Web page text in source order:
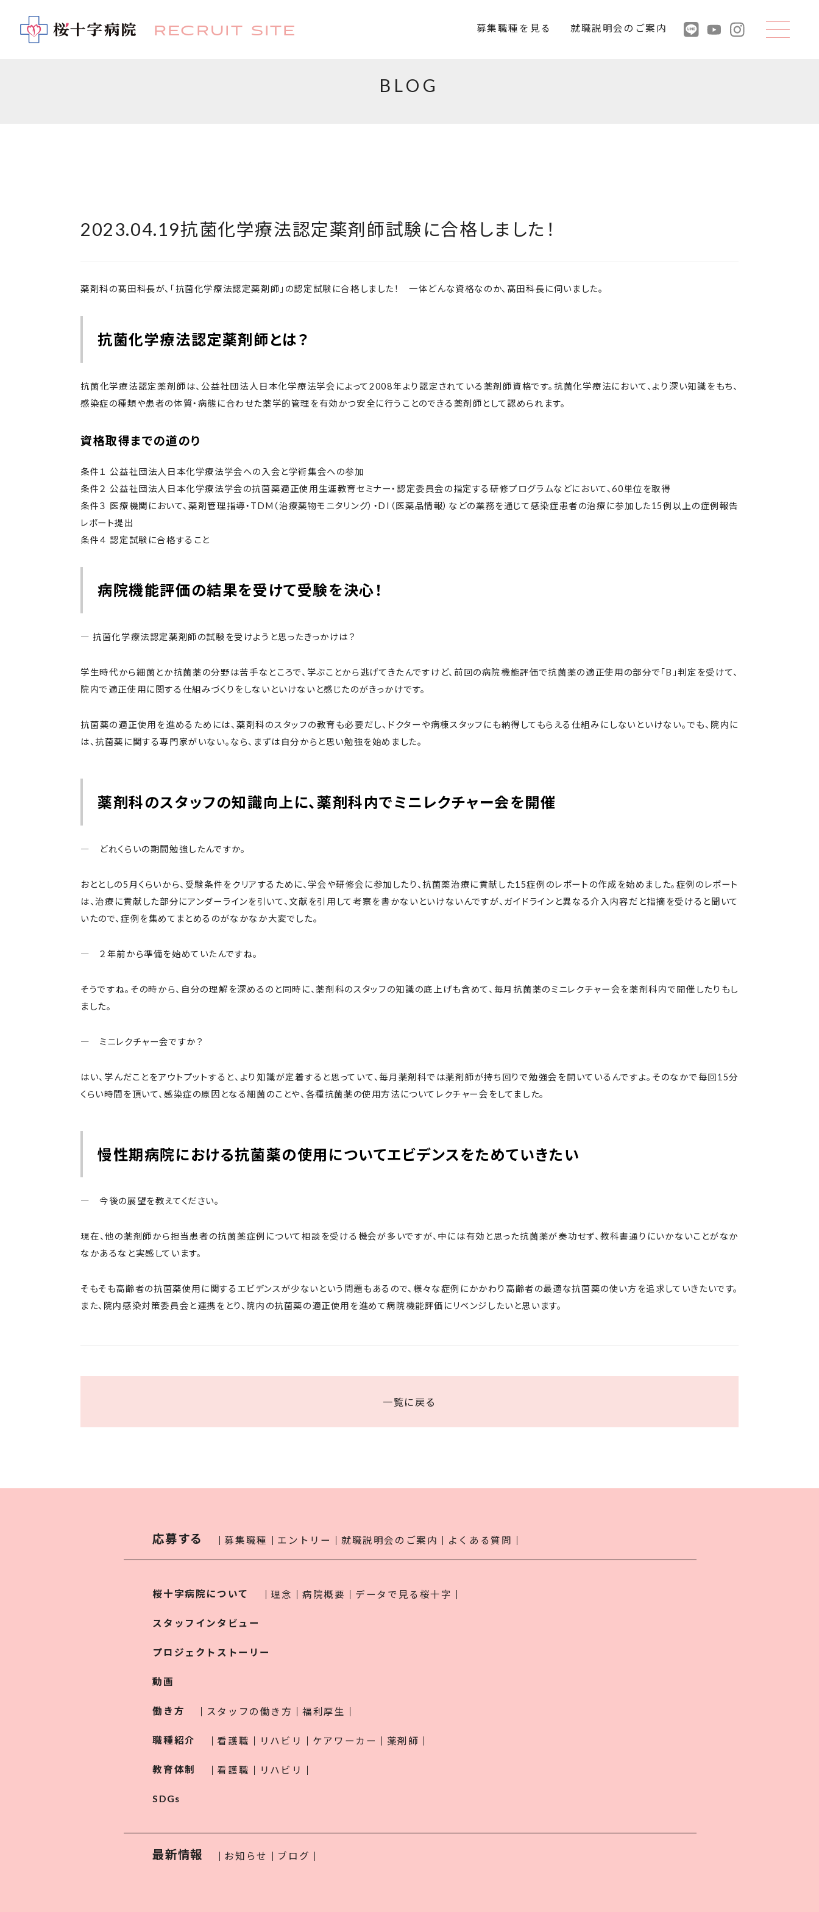
RECRUIT SITE 募集職種を見る 就職説明会のご案内
BLOG
2023.04.19抗菌化学療法認定薬剤師試験に合格しました！
薬剤科の髙田科長が、「抗菌化学療法認定薬剤師」の認定試験に合格しました！ 一体どんな資格なのか、髙田科長に伺いました。
抗菌化学療法認定薬剤師とは？
抗菌化学療法認定薬剤師は、公益社団法人日本化学療法学会によって2008年より認定されている薬剤師資格です。抗菌化学療法において、より深い知識をもち、
感染症の種類や患者の体質・病態に合わせた薬学的管理を有効かつ安全に行うことのできる薬剤師として認められます。
資格取得までの道のり
条件１ 公益社団法人日本化学療法学会への入会と学術集会への参加
条件２ 公益社団法人日本化学療法学会の抗菌薬適正使用生涯教育セミナー・認定委員会の指定する研修プログラムなどにおいて、60単位を取得
条件３ 医療機関において、薬剤管理指導・TDM（治療薬物モニタリング）・DI（医薬品情報）などの業務を通じて感染症患者の治療に参加した15例以上の症例報告
レポート提出
条件４ 認定試験に合格すること
病院機能評価の結果を受けて受験を決心！
― 抗菌化学療法認定薬剤師の試験を受けようと思ったきっかけは？
学生時代から細菌とか抗菌薬の分野は苦手なところで、学ぶことから逃げてきたんですけど、前回の病院機能評価で抗菌薬の適正使用の部分で「B」判定を受けて、
院内で適正使用に関する仕組みづくりをしないといけないと感じたのがきっかけです。
抗菌薬の適正使用を進めるためには、薬剤科のスタッフの教育も必要だし、ドクターや病棟スタッフにも納得してもらえる仕組みにしないといけない。でも、院内に
は、抗菌薬に関する専門家がいない。なら、まずは自分からと思い勉強を始めました。
薬剤科のスタッフの知識向上に、薬剤科内でミニレクチャー会を開催
― どれくらいの期間勉強したんですか。
おととしの5月くらいから、受験条件をクリアするために、学会や研修会に参加したり、抗菌薬治療に貢献した15症例のレポートの作成を始めました。症例のレポート
は、治療に貢献した部分にアンダーラインを引いて、文献を引用して考察を書かないといけないんですが、ガイドラインと異なる介入内容だと指摘を受けると聞いて
いたので、症例を集めてまとめるのがなかなか大変でした。
― ２年前から準備を始めていたんですね。
そうですね。その時から、自分の理解を深めるのと同時に、薬剤科のスタッフの知識の底上げも含めて、毎月抗菌薬のミニレクチャー会を薬剤科内で開催したりもし
ました。
― ミニレクチャー会ですか？
はい、学んだことをアウトプットすると、より知識が定着すると思っていて、毎月薬剤科では薬剤師が持ち回りで勉強会を開いているんですよ。そのなかで毎回15分
くらい時間を頂いて、感染症の原因となる細菌のことや、各種抗菌薬の使用方法についてレクチャー会をしてました。
慢性期病院における抗菌薬の使用についてエビデンスをためていきたい
― 今後の展望を教えてください。
現在、他の薬剤師から担当患者の抗菌薬症例について相談を受ける機会が多いですが、中には有効と思った抗菌薬が奏功せず、教科書通りにいかないことがなか
なかあるなと実感しています。
そもそも高齢者の抗菌薬使用に関するエビデンスが少ないという問題もあるので、様々な症例にかかわり高齢者の最適な抗菌薬の使い方を追求していきたいです。
また、院内感染対策委員会と連携をとり、院内の抗菌薬の適正使用を進めて病院機能評価にリベンジしたいと思います。
一覧に戻る
応募する 募集職種 エントリー 就職説明会のご案内 よくある質問
桜十字病院について 理念 病院概要 データで見る桜十字
スタッフインタビュー
プロジェクトストーリー
動画
働き方 スタッフの働き方 福利厚生
職種紹介 看護職 リハビリ ケアワーカー 薬剤師
教育体制 看護職 リハビリ
SDGs
最新情報 お知らせ ブログ